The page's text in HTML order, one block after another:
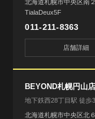
北海道札幌市中央区南
TialaDeux5F
011-211-8363
店舗詳細
BEYOND札幌円山店
地下鉄西28丁目駅 徒歩
北海道札幌市中央区北